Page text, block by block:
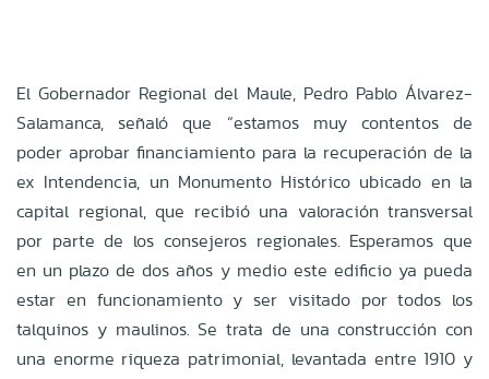
El Gobernador Regional del Maule, Pedro Pablo Álvarez-
Salamanca, señaló que “estamos muy contentos de
poder aprobar financiamiento para la recuperación de la
ex Intendencia, un Monumento Histórico ubicado en la
capital regional, que recibió una valoración transversal
por parte de los consejeros regionales. Esperamos que
en un plazo de dos años y medio este edificio ya pueda
estar en funcionamiento y ser visitado por todos los
talquinos y maulinos. Se trata de una construcción con
una enorme riqueza patrimonial, levantada entre 1910 y